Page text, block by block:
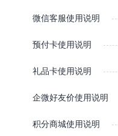
微信客服使用说明
预付卡使用说明
礼品卡使用说明
企微好友价使用说明
积分商城使用说明